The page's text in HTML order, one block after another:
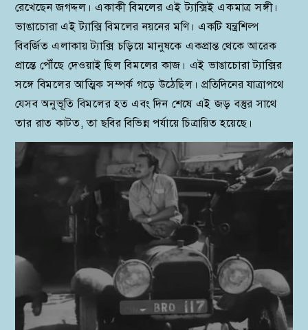
রেখেছেন জগদ্দল। একাকী বিমলের এই ট্যাক্সিই একমাত্র সঙ্গী।
ভাঙাচোরা এই ট্যাক্সি বিমলের নয়নের মণি। একটি যন্ত্রশিল্প
বিবর্জিত এলাকায় ট্যাক্সি চড়িয়ে মানুষকে একপ্রান্ত থেকে আরেক
প্রান্তে পৌঁছে দেওয়াই ছিল বিমলের কাজ। এই ভাঙাচোরা ট্যাক্সির
সঙ্গে বিমলের আত্মিক সম্পর্ক গড়ে উঠেছিল। প্রতিদিনের যাত্রাপথে
যেসব অনুভূতি বিমলের হত এবং দিন শেষে এই জড় বস্তুর সাথে
তার রাত কাটত, তা ছবির বিভিন্ন পর্যায়ে চিত্রায়িত হয়েছে।